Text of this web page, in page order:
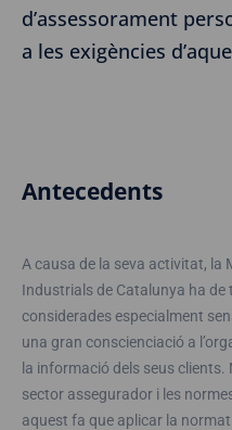
d’assessorament
a les exigències
Antecedents
A causa de la seva activitat, la
Industrials de Catalunya ha
considerades especialment
una gran conscienciació a
la informació dels seus clients.
sector assegurador i les
aquest fa que aplicar la